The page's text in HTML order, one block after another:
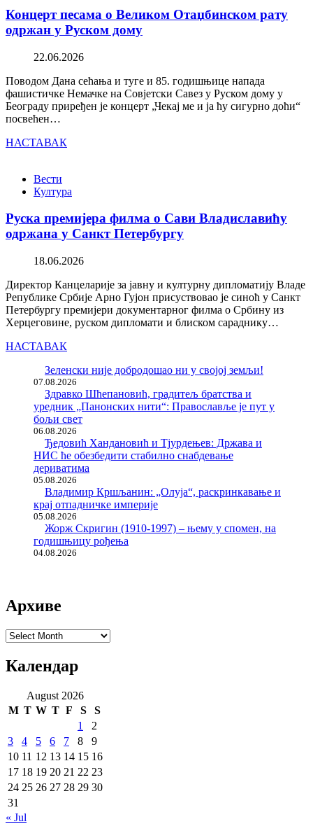
Концерт песама о Великом Отаџбинском рату
одржан у Руском дому
22.06.2026
Поводом Дана сећања и туге и 85. годишњице напада
фашистичке Немачке на Совјетски Савез у Руском дому у
Београду приређен је концерт „Чекај ме и ја ћу сигурно доћи“
посвећен…
НАСТАВАК
Вести
Култура
Руска премијера филма о Сави Владиславићу
одржана у Санкт Петербургу
18.06.2026
Директор Канцеларије за јавну и културну дипломатију Владе
Републике Србије Арно Гујон присуствовао је синоћ у Санкт
Петербургу премијери документарног филма о Србину из
Херцеговине, руском дипломати и блиском сараднику…
НАСТАВАК
Зеленски није добродошао ни у својој земљи!
07.08.2026
Здравко Шћепановић, градитељ братства и
уредник „Панонских нити“: Православље је пут у
бољи свет
06.08.2026
Ђедовић Хандановић и Тјурдењев: Држава и
НИС ће обезбедити стабилно снабдевање
дериватима
05.08.2026
Владимир Кршљанин: „Олуја“, раскринкавање и
крај отпадничке империје
05.08.2026
Жорж Скригин (1910-1997) – њему у спомен, на
годишњицу рођења
04.08.2026
Архиве
Архиве
Календар
August 2026
M T W T F S
S
1
2
3
4 5 6 7 8
9
10 11 12 13 14 15 16
17 18 19 20 21 22 23
24 25 26 27 28 29 30
31
« Jul